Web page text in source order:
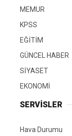
MEMUR
KPSS
EĞİTİM
GÜNCEL HABER
SİYASET
EKONOMİ
SERVİSLER
Hava Durumu